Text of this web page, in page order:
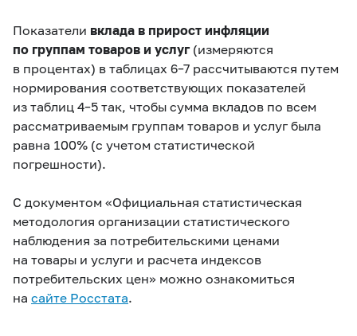
Показатели вклада в прирост инфляции
по группам товаров и услуг (измеряются
в процентах) в таблицах 6–7 рассчитываются путем
нормирования соответствующих показателей
из таблиц 4–5 так, чтобы сумма вкладов по всем
рассматриваемым группам товаров и услуг была
равна 100% (с учетом статистической
погрешности).
С документом «Официальная статистическая
методология организации статистического
наблюдения за потребительскими ценами
на товары и услуги и расчета индексов
потребительских цен» можно ознакомиться
на сайте Росстата.